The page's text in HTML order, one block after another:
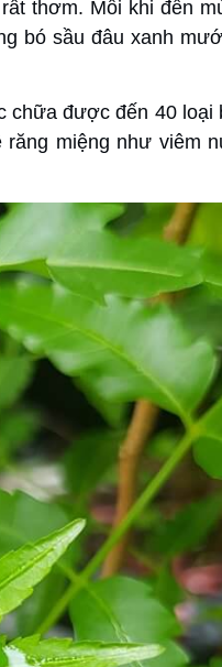
thơm. Mỗi khi đến
bó sầu đâu xanh
chữa được đến 40 loại
miệng như viêm